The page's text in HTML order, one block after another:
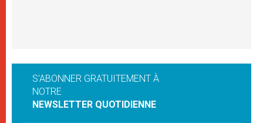
S'ABONNER GRATUITEMENT À
NOTRE
NEWSLETTER QUOTIDIENNE